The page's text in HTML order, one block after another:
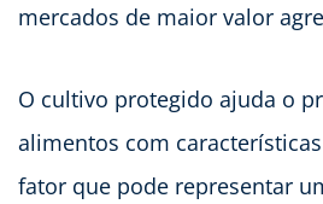
mercados de maior valor
O cultivo protegido ajuda o
alimentos com
fator que pode representar